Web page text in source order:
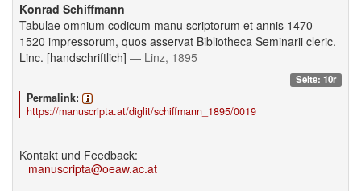
Konrad Schiffmann
Tabulae omnium codicum manu scriptorum et annis 1470-
1520 impressorum, quos asservat Bibliotheca Seminarii cleric.
Linc. [handschriftlich] — Linz, 1895
Seite: 10r
Permalink:
https://manuscripta.at/diglit/schiffmann_1895/0019
Kontakt und Feedback:
manuscripta@oeaw.ac.at